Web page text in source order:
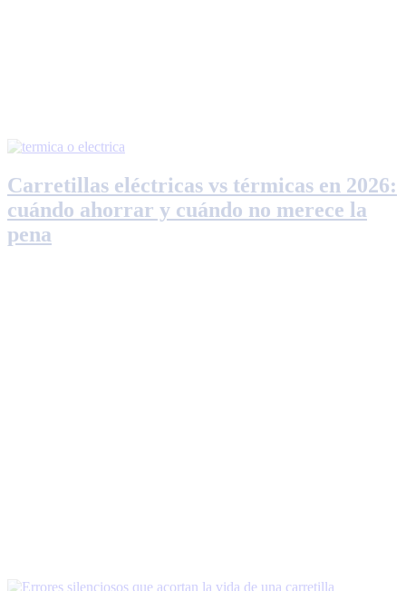
Carretillas eléctricas vs térmicas en 2026:
cuándo ahorrar y cuándo no merece la
pena